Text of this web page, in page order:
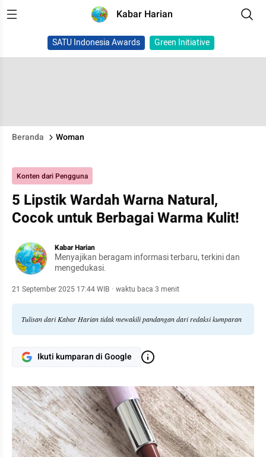
Kabar Harian
SATU Indonesia Awards Green Initiative
Beranda Woman
Konten dari Pengguna
5 Lipstik Wardah Warna Natural,
Cocok untuk Berbagai Warma Kulit!
Kabar Harian
Menyajikan beragam informasi terbaru, terkini dan
mengedukasi.
21 September 2025 17:44 WIB · waktu baca 3 menit
Tulisan dari Kabar Harian tidak mewakili pandangan dari redaksi kumparan
Ikuti kumparan di Google